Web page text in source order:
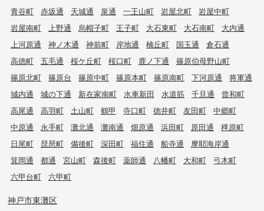
青谷町 赤坂通 天城通 泉通 一王山町 岩屋北町
岩屋中町
岩屋南町
上野通 烏帽子町 王子町 大石東町 大石南町
大内通
上河原通
神ノ木通 神前町 岸地通 楠丘町 国玉通
倉石通
高徳町
五毛通 桜ケ丘町 桜口町 鹿ノ下通
篠原伯母野山町
篠原北町
篠原台 篠原中町 篠原本町 篠原南町 下河原通
将軍通
城内通
城の下通 新在家南町 水車新田 水道筋 千旦通
曾和町
高尾通
高羽町 土山町 鶴甲 寺口町 徳井町 友田町
中郷町
中原通
永手町 灘北通 灘南通 畑原通 浜田町 原田通
稗原町
日尾町
琵琶町 備後町 深田町 福住通 船寺通
摩耶海岸通
箕岡通
都通 宮山町 森後町 薬師通 八幡町 大和町
弓木町
六甲台町
六甲町
神戸市東灘区